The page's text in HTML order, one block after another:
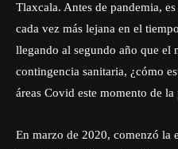
Tlaxcala. Antes de pandemia,
cada vez más lejana en el
llegando al segundo año que el
contingencia sanitaria, ¿cómo
áreas Covid este momento de la
En marzo de 2020, comenzó la